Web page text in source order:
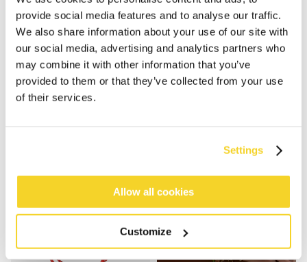
provide social media features and to analyse our traffic.
We also share information about your use of our site with
our social media, advertising and analytics partners who
may combine it with other information that you’ve
provided to them or that they’ve collected from your use
of their services.
Settings
Allow all cookies
Customize
SUNDEW
€ 12,99
5 kleuren
LUPIS